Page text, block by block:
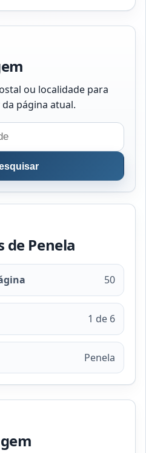
ou localidade para
página atual.
de Penela
50
1 de 6
Penela